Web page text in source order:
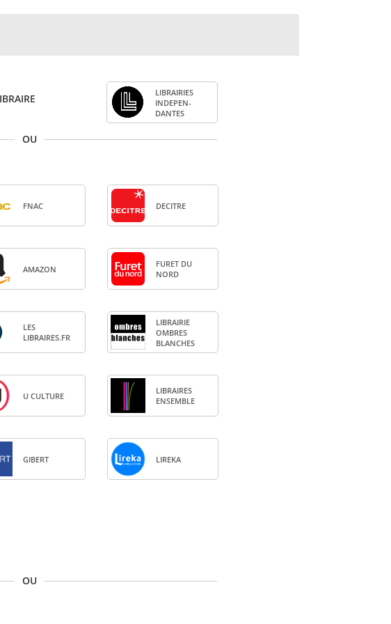
LIBRAI­RIES
INDE­PEN­
DANTES
OU
FNAC DECITRE
AMA­ZON
FURET DU
NORD
LES
LIBRAIRES.FR
LIBRAI­RIE
OMBRES
BLANCHES
U CULTURE
LIBRAIRES
ENSEMBLE
GIBERT LIREKA
OU